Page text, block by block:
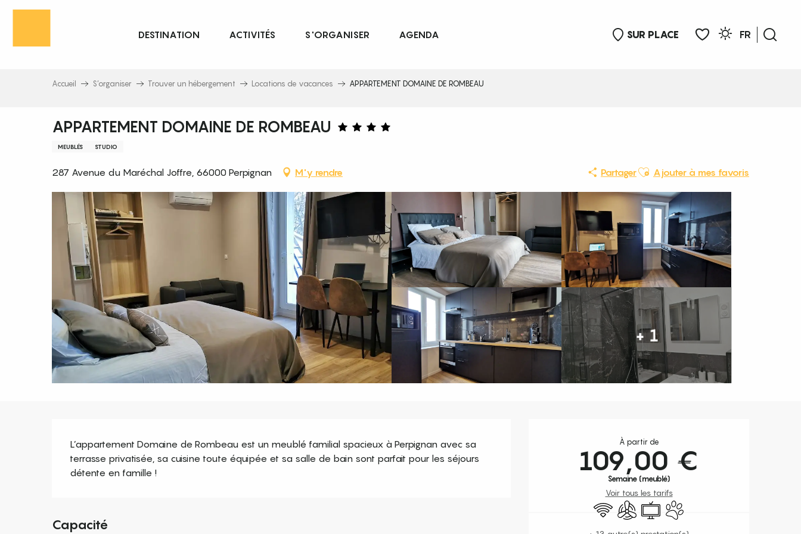
Aller
principal
SUR PLACE
FR
DESTINATION ACTIVITÉS S'ORGANISER AGENDA
Accueil S’organiser Trouver un hébergement Locations de vacances APPARTEMENT DOMAINE DE ROMBEAU
APPARTEMENT DOMAINE DE ROMBEAU
MEUBLÉS STUDIO
287 Avenue du Maréchal Joffre, 66000 Perpignan M'y rendre PartagerAjouter aux favoris
Ajouter à mes favoris
+ 1
Ouverture et coordonnées
À partir de
109,00 €
Semaine (meublé)
Voir tous les tarifs
WiFi Air conditionné
TélévisionAnimaux acceptés
L’appartement Domaine de Rombeau est un meublé familial spacieux à Perpignan avec sa
terrasse privatisée, sa cuisine toute équipée et sa salle de bain sont parfait pour les séjours
détente en famille !
Capacité